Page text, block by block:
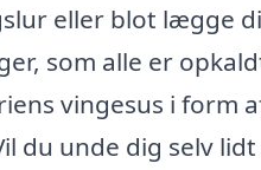
eller blot lægge
som alle er
vingesus i form
du unde dig selv lidt